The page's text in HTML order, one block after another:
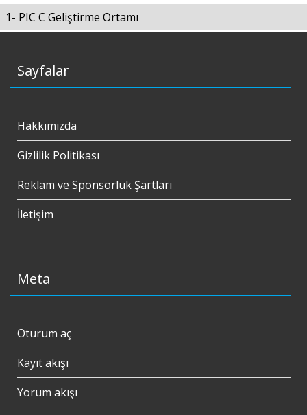
1- PIC C Geliştirme Ortamı
Sayfalar
Hakkımızda
Gizlilik Politikası
Reklam ve Sponsorluk Şartları
İletişim
Meta
Oturum aç
Kayıt akışı
Yorum akışı